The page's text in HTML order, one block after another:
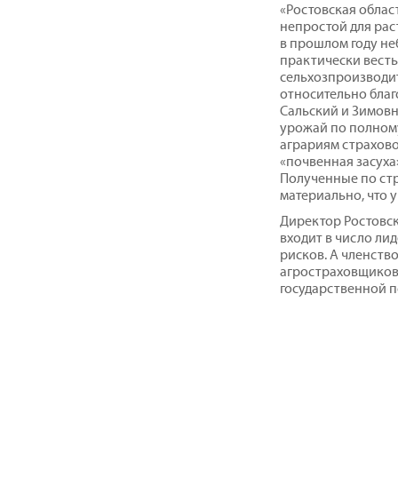
«Ростовская
непростой для
в прошлом году
практически
относительно
Сальский и
урожай по
аграриям
«почвенная
Полученные по
материально, что
Директор
входит в число
рисков. А
государственной